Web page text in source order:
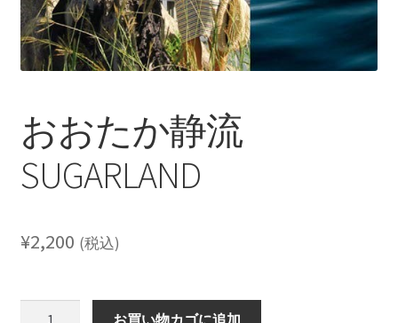
支払い
通販について
おおたか静流
SUGARLAND
¥2,200 (税込)
お買い物カゴに追加